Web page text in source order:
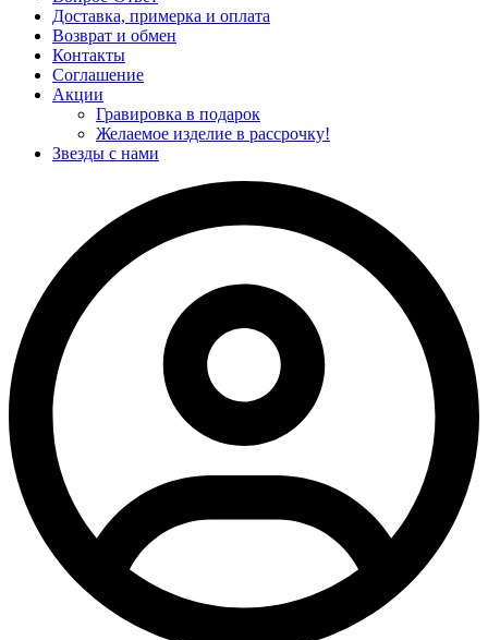
Доставка, примерка и оплата
Возврат и обмен
Контакты
Соглашение
Акции
Гравировка в подарок
Желаемое изделие в рассрочку!
Звезды с нами